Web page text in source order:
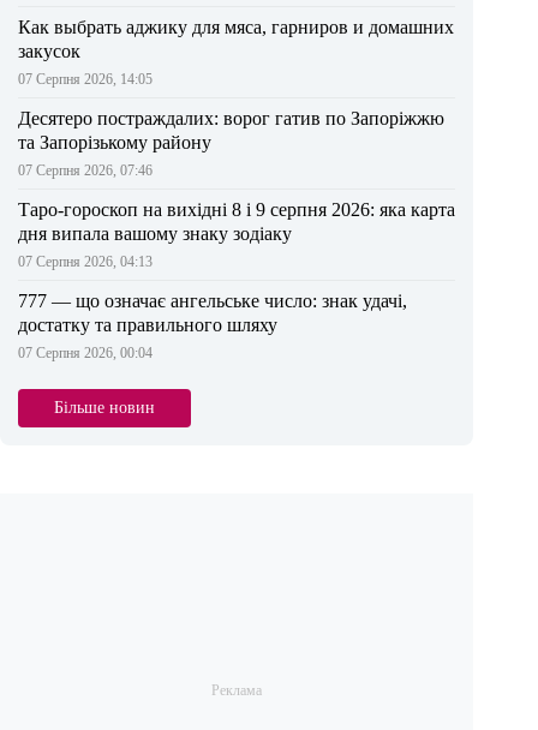
Как выбрать аджику для мяса, гарниров и домашних
закусок
07 Серпня 2026, 14:05
Десятеро постраждалих: ворог гатив по Запоріжжю
та Запорізькому району
07 Серпня 2026, 07:46
Таро-гороскоп на вихідні 8 і 9 серпня 2026: яка карта
дня випала вашому знаку зодіаку
07 Серпня 2026, 04:13
777 — що означає ангельське число: знак удачі,
достатку та правильного шляху
07 Серпня 2026, 00:04
Більше новин